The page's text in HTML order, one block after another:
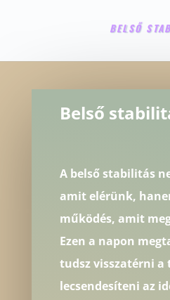
BELSŐ
Belső
A belső stabilitás
amit elérünk,
működés, amit
Ezen a napon
tudsz visszatérni a
lecsendesíteni az